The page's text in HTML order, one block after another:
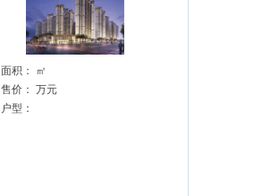
面积：
㎡
售价： 万元
户型：